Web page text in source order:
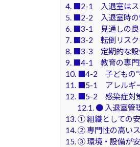
4. ■2-1 入退室はス
5. ■2-2 入退室時の
6. ■3-1 見通しの良
7. ■3-2 転倒リスク
8. ■3-3 定期的な設
9. ■4-1 教育の専門
10. ■4-2 子どもの“
11. ■5-1 アレルギ
12. ■5-2 感染症対
12.1.● 入退室管
13.① 組織としての安
14.② 専門性の高いス
15.③ 環境・設備が安